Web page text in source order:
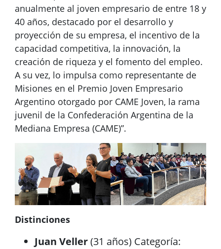
anualmente al joven empresario de entre 18 y
40 años, destacado por el desarrollo y
proyección de su empresa, el incentivo de la
capacidad competitiva, la innovación, la
creación de riqueza y el fomento del empleo.
A su vez, lo impulsa como representante de
Misiones en el Premio Joven Empresario
Argentino otorgado por CAME Joven, la rama
juvenil de la Confederación Argentina de la
Mediana Empresa (CAME)”.
Distinciones
Juan Veller(31 años) Categoría: